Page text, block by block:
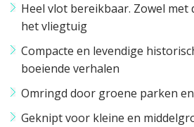
Heel vlot bereikbaar. Zowel met
het vliegtuig
Compacte en levendige
boeiende verhalen
Omringd door groene parken
Geknipt voor kleine en